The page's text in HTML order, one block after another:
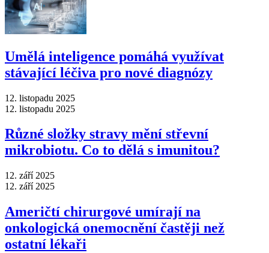
Umělá inteligence pomáhá využívat
stávající léčiva pro nové diagnózy
12. listopadu 2025
12. listopadu 2025
Různé složky stravy mění střevní
mikrobiotu. Co to dělá s imunitou?
12. září 2025
12. září 2025
Američtí chirurgové umírají na
onkologická onemocnění častěji než
ostatní lékaři